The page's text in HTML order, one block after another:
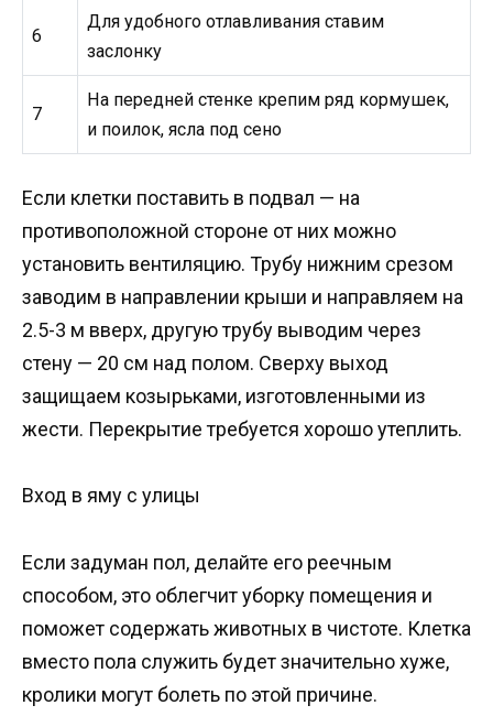
6
Для удобного отлавливания ставим
заслонку
7
На передней стенке крепим ряд кормушек,
и поилок, ясла под сено
Если клетки поставить в подвал — на
противоположной стороне от них можно
установить вентиляцию. Трубу нижним срезом
заводим в направлении крыши и направляем на
2.5-3 м вверх, другую трубу выводим через
стену — 20 см над полом. Сверху выход
защищаем козырьками, изготовленными из
жести. Перекрытие требуется хорошо утеплить.
Вход в яму с улицы
Если задуман пол, делайте его реечным
способом, это облегчит уборку помещения и
поможет содержать животных в чистоте. Клетка
вместо пола служить будет значительно хуже,
кролики могут болеть по этой причине.